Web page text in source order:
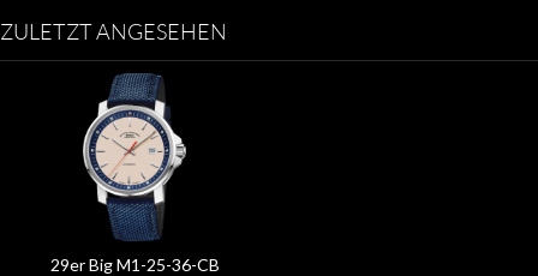
ZULETZT ANGESEHEN
29er Big M1-25-36-CB